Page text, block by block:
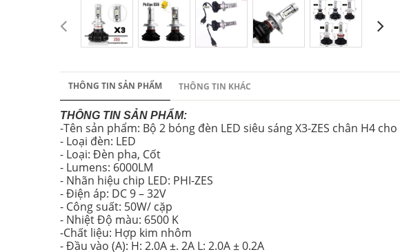
THÔNG TIN SẢN PHẨM THÔNG TIN KHÁC
THÔNG TIN SẢN PHẨM:
-Tên sản phẩm: Bộ 2 bóng đèn LED siêu sáng X3-ZES chân H4
- Loại đèn: LED
- Loại: Đèn pha, Cốt
- Lumens: 6000LM
- Nhãn hiệu chip LED: PHI-ZES
- Điện áp: DC 9 – 32V
- Công suất: 50W/ cặp
- Nhiệt Độ màu: 6500 K
-Chất liệu: Hợp kim nhôm
- Đầu vào (A): H: 2.0A ±. 2A L: 2.0A ± 0.2A